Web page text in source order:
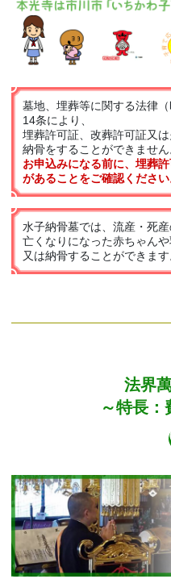
墓地、埋葬等に関する法律
14条により、
埋葬許可証、改葬許可証又
納骨をすることができません
お申込みになる前に、埋葬
があることをご確認ください
水子納骨墓では、流産・死
亡くなりになった赤ちゃんや
又は納骨することができます
法界
～特長：